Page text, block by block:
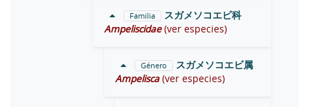
Familia
スガメソコエビ科
Ampeliscidae (ver especies)
Género
スガメソコエビ属
Ampelisca (ver especies)